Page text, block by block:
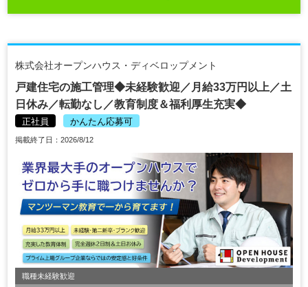
株式会社オープンハウス・ディベロップメント
戸建住宅の施工管理◆未経験歓迎／月給33万円以上／土
日休み／転勤なし／教育制度＆福利厚生充実◆
正社員 かんたん応募可
掲載終了日：2026/8/12
職種未経験歓迎